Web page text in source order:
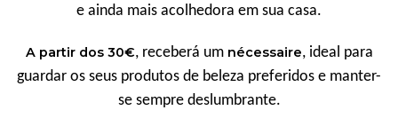
e ainda mais acolhedora em sua casa.
A partir dos 30€, receberá um nécessaire, ideal para
guardar os seus produtos de beleza preferidos e manter-
se sempre deslumbrante.